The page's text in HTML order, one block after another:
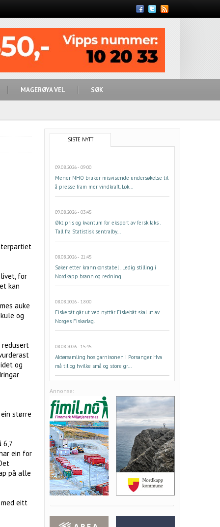
Feed
MAGERØYA VEL SØK
for
kan
auke
og
redusert
og
større
6,7
ein for
på alle
eitt
SISTE NYTT
09.08.2026 - 09:00
Mener NHO bruker misvisende undersøkelse til
å presse fram mer vindkraft. Lok...
09.08.2026 - 03:45
Økt pris og kvantum for eksport av fersk laks .
Tall fra Statistisk sentralby...
08.08.2026 - 21:45
Søker etter krannkonstabel . Ledig stilling i
Nordkapp brann og redning.
08.08.2026 - 18:00
Fiskebåt går ut ved nyttår. Fiskebåt skal ut av
Norges Fiskarlag.
08.08.2026 - 15:45
Aktørsamling hos garnisonen i Porsanger. Hva
må til og hvilke små og store gr...
Annonse: